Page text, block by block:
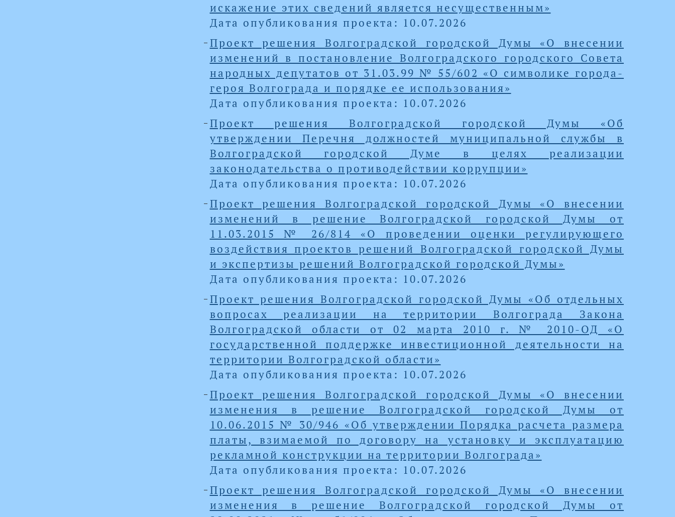
искажение этих сведений является несущественным»
Дата опубликования проекта: 10.07.2026
Проект решения Волгоградской городской Думы «О внесении
изменений в постановление Волгоградского городского Совета
народных депутатов от 31.03.99 № 55/602 «О символике города-
героя Волгограда и порядке ее использования»
Дата опубликования проекта: 10.07.2026
Проект решения Волгоградской городской Думы «Об
утверждении Перечня должностей муниципальной службы в
Волгоградской городской Думе в целях реализации
законодательства о противодействии коррупции»
Дата опубликования проекта: 10.07.2026
Проект решения Волгоградской городской Думы «О внесении
изменений в решение Волгоградской городской Думы от
11.03.2015 № 26/814 «О проведении оценки регулирующего
воздействия проектов решений Волгоградской городской Думы
и экспертизы решений Волгоградской городской Думы»
Дата опубликования проекта: 10.07.2026
Проект решения Волгоградской городской Думы «Об отдельных
вопросах реализации на территории Волгограда Закона
Волгоградской области от 02 марта 2010 г. № 2010-ОД «О
государственной поддержке инвестиционной деятельности на
территории Волгоградской области»
Дата опубликования проекта: 10.07.2026
Проект решения Волгоградской городской Думы «О внесении
изменения в решение Волгоградской городской Думы от
10.06.2015 № 30/946 «Об утверждении Порядка расчета размера
платы, взимаемой по договору на установку и эксплуатацию
рекламной конструкции на территории Волгограда»
Дата опубликования проекта: 10.07.2026
Проект решения Волгоградской городской Думы «О внесении
изменения в решение Волгоградской городской Думы от